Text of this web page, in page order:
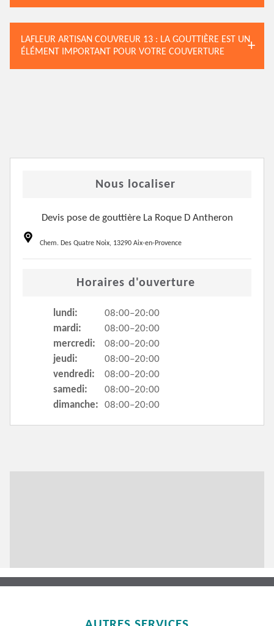
LAFLEUR ARTISAN COUVREUR 13 : LA GOUTTIÈRE EST UN
ÉLÉMENT IMPORTANT POUR VOTRE COUVERTURE
Nous localiser
Devis pose de gouttière La Roque D Antheron
Chem. Des Quatre Noix, 13290 Aix-en-Provence
Horaires d'ouverture
lundi:
08:00–20:00
mardi:
08:00–20:00
mercredi:
08:00–20:00
jeudi:
08:00–20:00
vendredi:
08:00–20:00
samedi:
08:00–20:00
dimanche:
08:00–20:00